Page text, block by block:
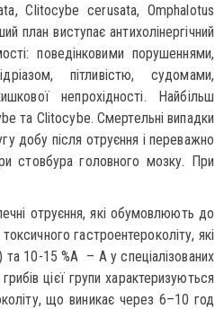
Clitocybe cerusata, Omphalotus
план виступає антихолінергічний
поведінковими порушеннями,
пітливістю, судомами,
непрохідності. Найбільш
та Clitocybe. Смертельні випадки
добу після отруєння і переважно
стовбура головного мозку. При
отруєння, які обумовлюють до
гастроентероколіту, які
10-15 %A – A у спеціалізованих
цієї групи характеризуються
що виникає через 6–10 год